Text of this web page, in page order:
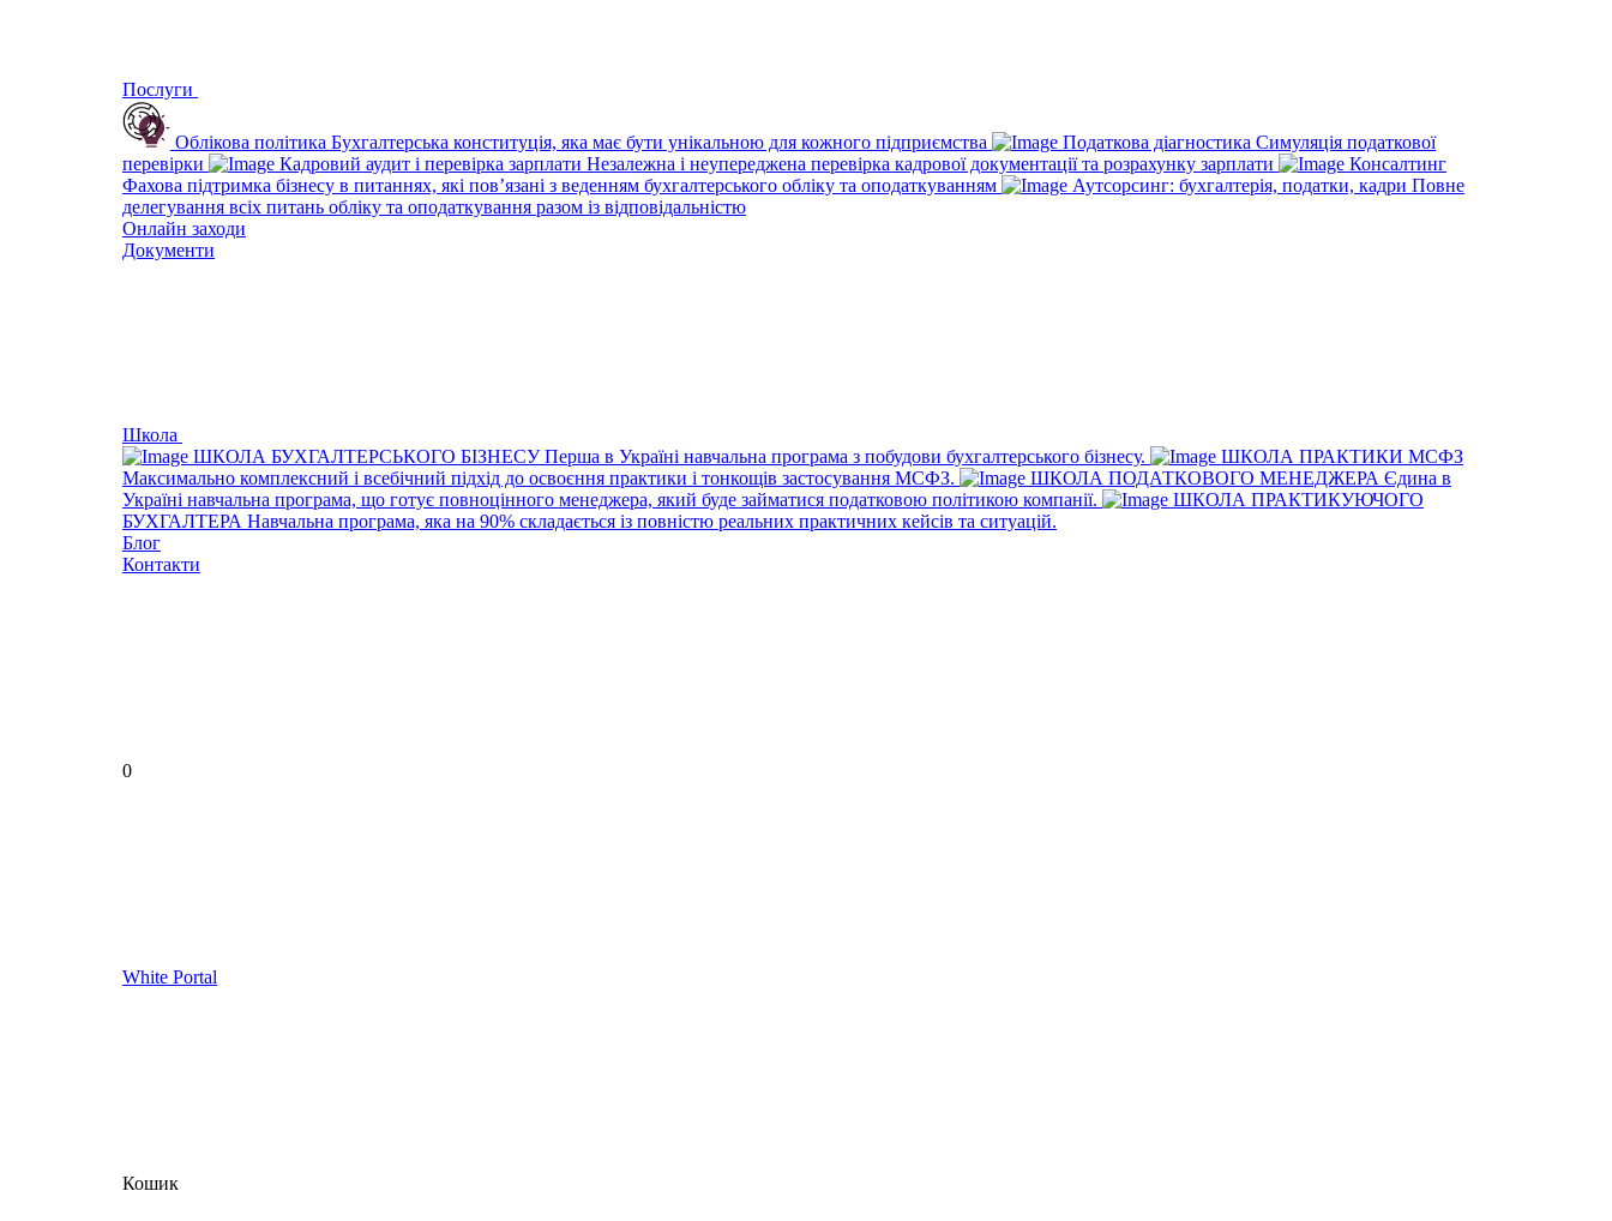
Послуги
Облікова політика Бухгалтерська конституція, яка має бути унікальною для кожного підприємства Податкова діагностика Симуляція податкової
перевірки
Кадровий аудит і перевірка зарплати Незалежна і неупереджена перевірка кадрової документації та розрахунку зарплати
Консалтинг
Фахова підтримка бізнесу в питаннях, які пов’язані з веденням бухгалтерського обліку та оподаткуванням
Аутсорсинг: бухгалтерія, податки, кадри Повне
делегування всіх питань обліку та оподаткування разом із відповідальністю
Онлайн заходи
Документи
Школа
ШКОЛА БУХГАЛТЕРСЬКОГО БІЗНЕСУПерша в Україні навчальна програма з побудови бухгалтерського бізнесу.
ШКОЛА ПРАКТИКИ МСФЗ
Максимально комплексний і всебічний підхід до освоєння практики і тонкощів застосування МСФЗ.
ШКОЛА ПОДАТКОВОГО МЕНЕДЖЕРА Єдина в
Україні навчальна програма, що готує повноцінного менеджера, який буде займатися податковою політикою компанії.
ШКОЛА ПРАКТИКУЮЧОГО
БУХГАЛТЕРА Навчальна програма, яка на 90% складається із повністю реальних практичних кейсів та ситуацій.
Блог
Контакти
0
White Portal
Кошик